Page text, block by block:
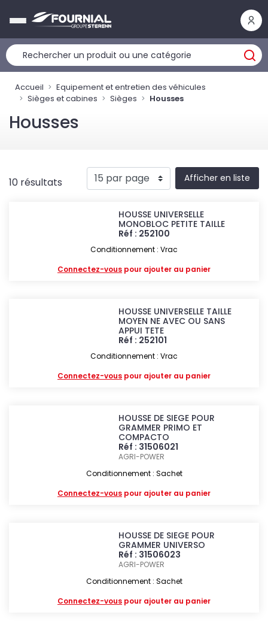
Accueil
Equipement et entretien des véhicules
Sièges et cabines
Sièges Housses
Housses
10 résultats Afficher en liste
HOUSSE UNIVERSELLE
MONOBLOC PETITE TAILLE
Réf : 252100
Conditionnement : Vrac
Connectez-vous pour ajouter au panier
HOUSSE UNIVERSELLE TAILLE
MOYEN NE AVEC OU SANS
APPUI TETE
Réf : 252101
Conditionnement : Vrac
Connectez-vous pour ajouter au panier
HOUSSE DE SIEGE POUR
GRAMMER PRIMO ET
COMPACTO
Réf : 31506021
AGRI-POWER
Conditionnement : Sachet
Connectez-vous pour ajouter au panier
HOUSSE DE SIEGE POUR
GRAMMER UNIVERSO
Réf : 31506023
AGRI-POWER
Conditionnement : Sachet
Connectez-vous pour ajouter au panier